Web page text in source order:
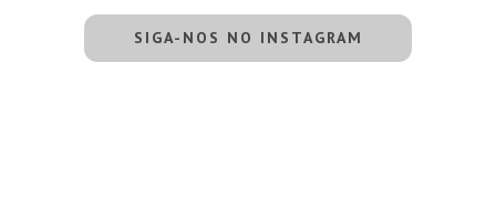
SIGA-NOS NO INSTAGRAM